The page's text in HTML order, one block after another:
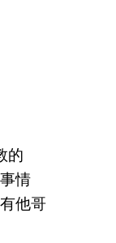
的
情
他哥